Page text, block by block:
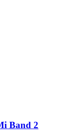
Band 2